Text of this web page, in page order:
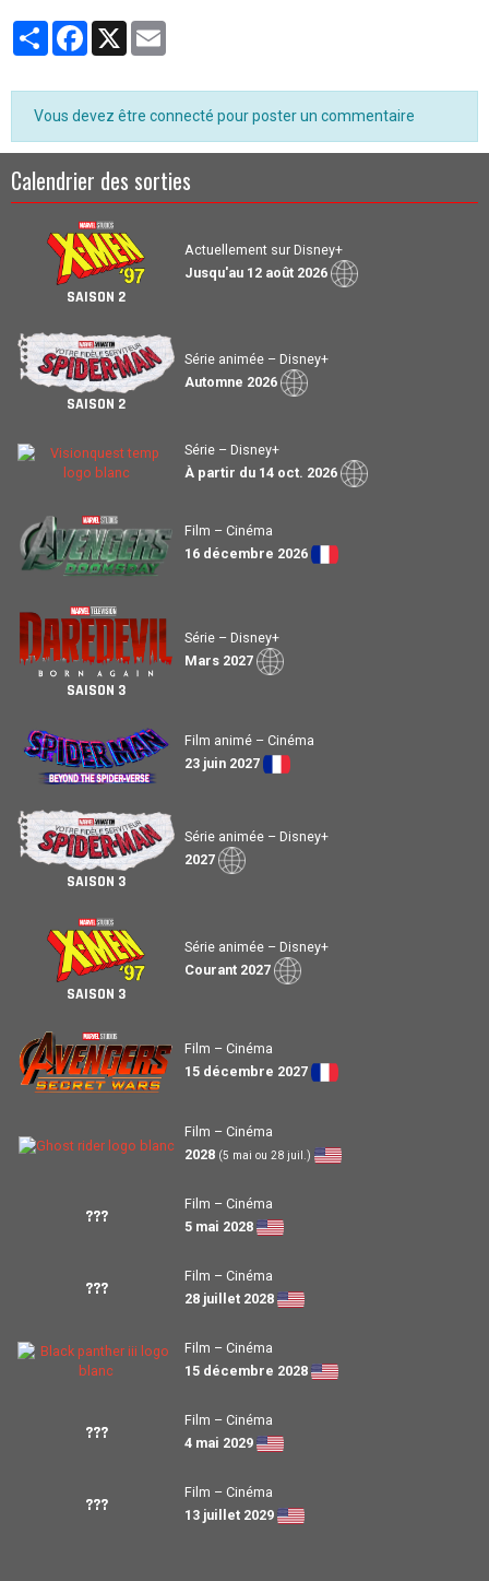
PartagerFacebook
X
Vous devez être connecté pour poster un commentaire
Calendrier des sorties
SAISON 2
Actuellement sur Disney+
Jusqu'au 12 août 2026
SAISON 2
Série animée – Disney+
Automne 2026
Série – Disney+
À partir du 14 oct. 2026
Film – Cinéma
16 décembre 2026
SAISON 3
Série – Disney+
Mars 2027
Film animé – Cinéma
23 juin 2027
SAISON 3
Série animée – Disney+
2027
SAISON 3
Série animée – Disney+
Courant 2027
Film – Cinéma
15 décembre 2027
Film – Cinéma
2028 (5 mai ou 28 juil.)
???
Film – Cinéma
5 mai 2028
???
Film – Cinéma
28 juillet 2028
Film – Cinéma
15 décembre 2028
???
Film – Cinéma
4 mai 2029
???
Film – Cinéma
13 juillet 2029